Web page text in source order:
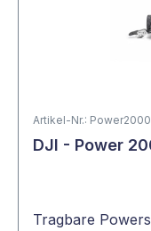
Artikel-Nr.:
DJI - Power
Tragbare